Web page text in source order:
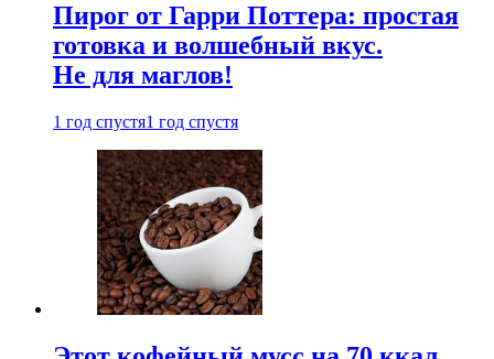
Пирог от Гарри Поттера: простая
готовка и волшебный вкус.
Не для маглов!
1 год спустя1 год спустя